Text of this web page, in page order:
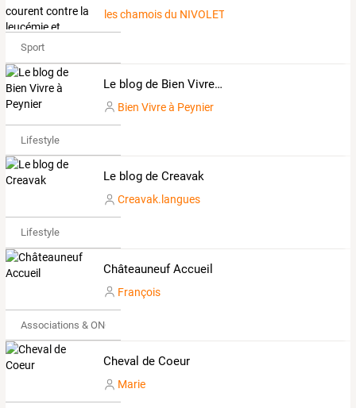
les chamois du NIVOLET
Sport
Le blog de Bien Vivre à Peynier
Bien Vivre à Peynier
Lifestyle
Le blog de Creavak
Creavak.langues
Lifestyle
Châteauneuf Accueil
François
Associations & ONG
Cheval de Coeur
Marie